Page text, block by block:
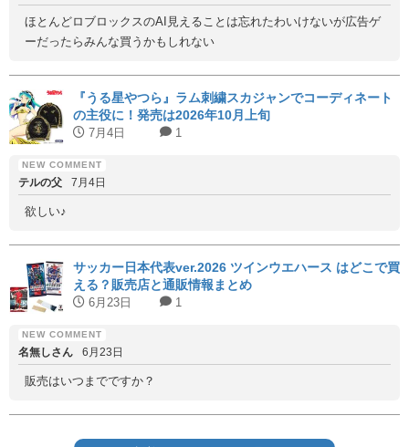
ほとんどロブロックスのAI見えることは忘れたわいけないが広告ゲ
ーだったらみんな買うかもしれない
『うる星やつら』ラム刺繍スカジャンでコーディネート
の主役に！発売は2026年10月上旬
7月4日 1
テルの父 7月4日
欲しい♪
サッカー日本代表ver.2026 ツインウエハース はどこで買
える？販売店と通販情報まとめ
6月23日 1
名無しさん 6月23日
販売はいつまでですか？